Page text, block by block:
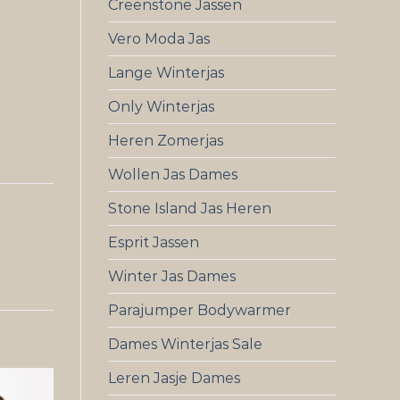
Creenstone Jassen
Vero Moda Jas
Lange Winterjas
Only Winterjas
Heren Zomerjas
Wollen Jas Dames
Stone Island Jas Heren
Esprit Jassen
Winter Jas Dames
Parajumper Bodywarmer
Dames Winterjas Sale
Leren Jasje Dames